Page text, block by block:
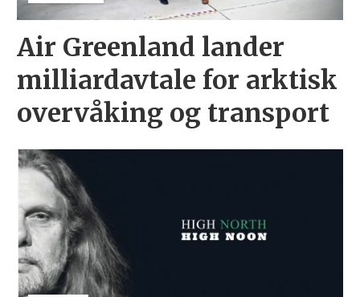
Air Greenland lander
milliardavtale for arktisk
overvåking og transport